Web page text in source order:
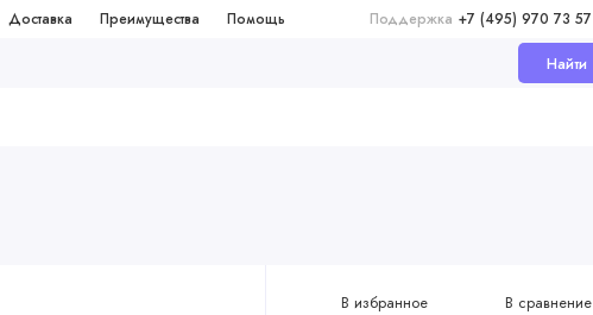
Доставка Преимущества Помощь Поддержка +7 (495) 970 73 57
Найти
В избранное В сравнение